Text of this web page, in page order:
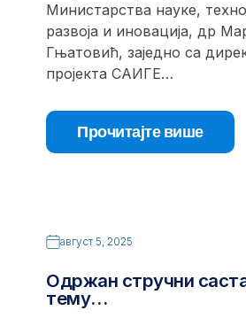
Министарства науке,
развоја и иновација, др
Гњатовић, заједно са
пројекта САИГЕ…
Прочитајте више
август 5, 2025
Одржан стручни
тему…